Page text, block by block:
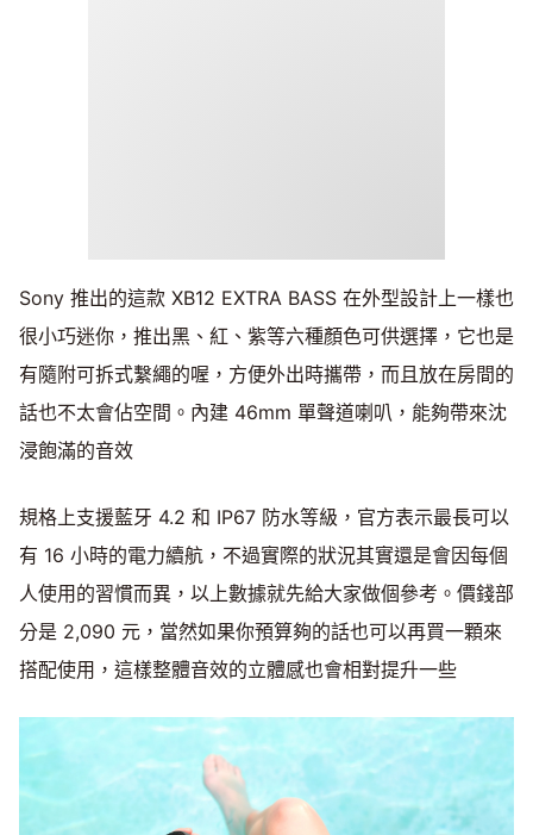
Sony 推出的這款 XB12 EXTRA BASS 在外型設計上一樣也
很小巧迷你，推出黑、紅、紫等六種顏色可供選擇，它也是
有隨附可拆式繫繩的喔，方便外出時攜帶，而且放在房間的
話也不太會佔空間。內建 46mm 單聲道喇叭，能夠帶來沈
浸飽滿的音效
規格上支援藍牙 4.2 和 IP67 防水等級，官方表示最長可以
有 16 小時的電力續航，不過實際的狀況其實還是會因每個
人使用的習慣而異，以上數據就先給大家做個參考。價錢部
分是 2,090 元，當然如果你預算夠的話也可以再買一顆來
搭配使用，這樣整體音效的立體感也會相對提升一些